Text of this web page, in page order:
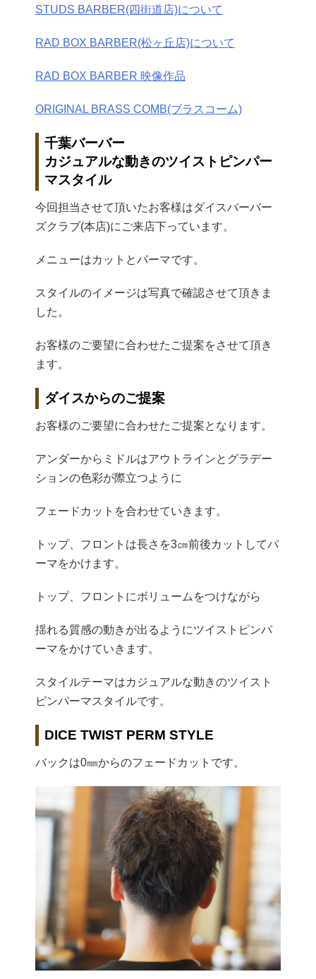
STUDS BARBER(四街道店)について
RAD BOX BARBER(松ヶ丘店)について
RAD BOX BARBER 映像作品
ORIGINAL BRASS COMB(ブラスコーム)
千葉バーバー
カジュアルな動きのツイストピンパー
マスタイル
今回担当させて頂いたお客様はダイスバーバー
ズクラブ(本店)にご来店下っています。
メニューはカットとパーマです。
スタイルのイメージは写真で確認させて頂きま
した。
お客様のご要望に合わせたご提案をさせて頂き
ます。
ダイスからのご提案
お客様のご要望に合わせたご提案となります。
アンダーからミドルはアウトラインとグラデー
ションの色彩が際立つように
フェードカットを合わせていきます。
トップ、フロントは長さを3㎝前後カットしてパ
ーマをかけます。
トップ、フロントにボリュームをつけながら
揺れる質感の動きが出るようにツイストピンパ
ーマをかけていきます。
スタイルテーマはカジュアルな動きのツイスト
ピンパーマスタイルです。
DICE TWIST PERM STYLE
バックは0㎜からのフェードカットです。